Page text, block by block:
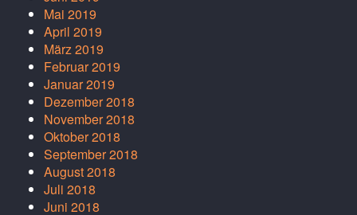
Mai 2019
April 2019
März 2019
Februar 2019
Januar 2019
Dezember 2018
November 2018
Oktober 2018
September 2018
August 2018
Juli 2018
Juni 2018